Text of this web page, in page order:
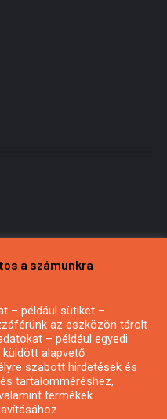
hírlevél
a számunkra
– például sütiket –
az eszközön tárolt
– például egyedi
alapvető
szabott hirdetések és
tartalomméréshez,
termékek